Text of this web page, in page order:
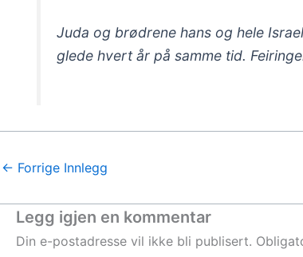
Juda og brødrene hans og hele
glede hvert år på samme tid.
← Forrige Innlegg
Legg igjen en kommentar
Din e-postadresse vil ikke bli publisert.